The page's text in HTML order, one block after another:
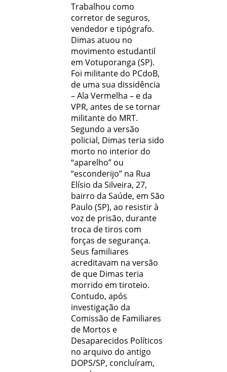
Trabalhou como
corretor de seguros,
vendedor e tipógrafo.
Dimas atuou no
movimento estudantil
em Votuporanga (SP).
Foi militante do PCdoB,
de uma sua dissidência
– Ala Vermelha – e da
VPR, antes de se tornar
militante do MRT.
Segundo a versão
policial, Dimas teria sido
morto no interior do
“aparelho” ou
“esconderijo” na Rua
Elísio da Silveira, 27,
bairro da Saúde, em São
Paulo (SP), ao resistir à
voz de prisão, durante
troca de tiros com
forças de segurança.
Seus familiares
acreditavam na versão
de que Dimas teria
morrido em tiroteio.
Contudo, após
investigação da
Comissão de Familiares
de Mortos e
Desaparecidos Políticos
no arquivo do antigo
DOPS/SP, concluíram,